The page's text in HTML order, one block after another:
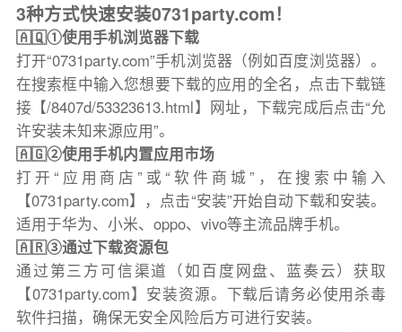
3种方式快速安装0731party.com！
🇦🇶①使用手机浏览器下载
打开“0731party.com”手机浏览器（例如百度浏览器）。
在搜索框中输入您想要下载的应用的全名，点击下载链
接【/8407d/53323613.html】网址，下载完成后点击“允
许安装未知来源应用”。
🇦🇬②使用手机内置应用市场
打开“应用商店”或“软件商城”，在搜索中输入
【0731party.com】，点击“安装”开始自动下载和安装。
适用于华为、小米、oppo、vivo等主流品牌手机。
🇦🇷③通过下载资源包
通过第三方可信渠道（如百度网盘、蓝奏云）获取
【0731party.com】安装资源。下载后请务必使用杀毒
软件扫描，确保无安全风险后方可进行安装。